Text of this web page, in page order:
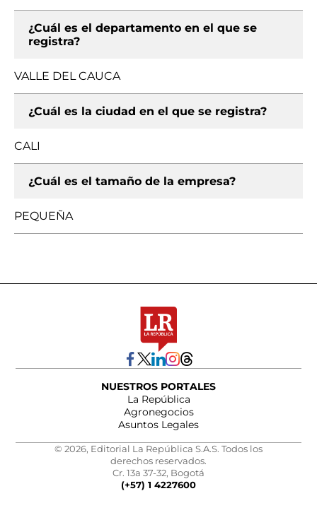
¿Cuál es el departamento en el que se
registra?
VALLE DEL CAUCA
¿Cuál es la ciudad en el que se registra?
CALI
¿Cuál es el tamaño de la empresa?
PEQUEÑA
NUESTROS PORTALES
La República
Agronegocios
Asuntos Legales
© 2026, Editorial La República S.A.S. Todos los
derechos reservados.
Cr. 13a 37-32, Bogotá
(+57) 1 4227600